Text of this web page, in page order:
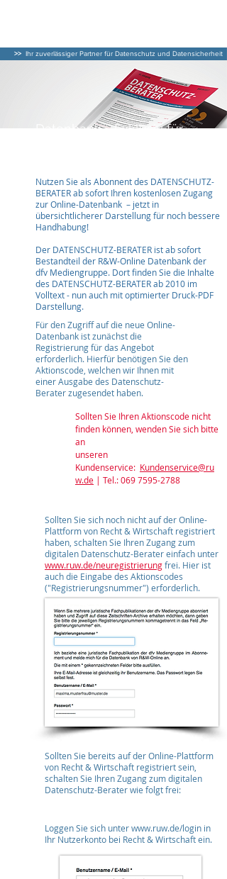
>> Ihr zuverlässiger Partner für Datenschutz und Datensicherheit
Datenbank - Exklusiv für
Nutzen Sie als Abonnent des DATENSCHUTZ-
BERATER ab sofort Ihren kostenlosen Zugang
zur Online-Datenbank – jetzt in
übersichtlicherer Darstellung für noch bessere
Handhabung!
Der DATENSCHUTZ-BERATER ist ab sofort
Bestandteil der R&W-Online Datenbank der
dfv Mediengruppe. Dort finden Sie die Inhalte
des DATENSCHUTZ-BERATER ab 2010 im
Volltext - nun auch mit optimierter Druck-PDF
Darstellung.
Für den Zugriff auf die neue Online-
Datenbank ist zunächst die
Registrierung für das Angebot
erforderlich. Hierfür benötigen Sie den
Aktionscode, welchen wir Ihnen mit
einer Ausgabe des Datenschutz-
Berater zugesendet haben.
Sollten Sie Ihren Aktionscode nicht
finden können, wenden Sie sich bitte
an
unseren
Kundenservice: Kundenservice@ru
w.de | Tel.:069 7595-2788
Sollten Sie sich noch nicht auf der Online-
Plattform von Recht & Wirtschaft registriert
haben, schalten Sie Ihren Zugang zum
digitalen Datenschutz-Berater einfach unter
www.ruw.de/neuregistrierungfrei. Hier ist
auch die Eingabe des Aktionscodes
("Registrierungsnummer") erforderlich.
Sollten Sie bereits auf der Online-Plattform
von Recht & Wirtschaft registriert sein,
schalten Sie Ihren Zugang zum digitalen
Datenschutz-Berater wie folgt frei:
Loggen Sie sich unterwww.ruw.de/login in
Ihr Nutzerkonto bei Recht & Wirtschaft ein.